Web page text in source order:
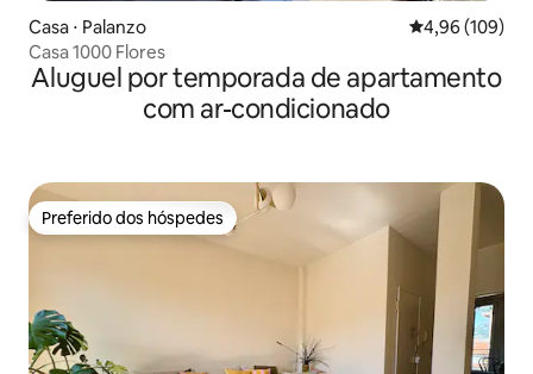
Casa ⋅ Palanzo 4,96 de uma
4,96 (109)
Casa 1000 Flores
Aluguel por temporada de apartamento
com ar-condicionado
Preferido dos hóspedes
Preferido dos hóspedes